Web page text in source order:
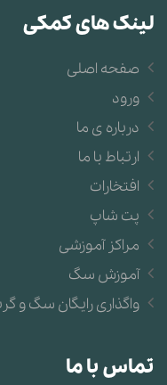
لینک های کمکی
صفحه اصلی
ورود
درباره ی ما
ارتباط با ما
افتخارات
پت شاپ
مراکز آموزشی
آموزش سگ
واگذاری رایگان سگ و
تماس با ما